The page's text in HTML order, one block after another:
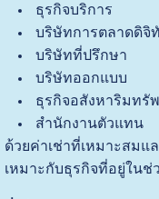
ธุรกิจบริการ
บริษัทการตลาดดิจิ
บริษัทที่ปรึกษา
บริษัทออกแบบ
ธุรกิจอสังหาริมทรั
สำนักงานตัวแทน
ด้วยค่าเช่าที่เหมาะสมแ
เหมาะกับธุรกิจที่อยู่ในช่